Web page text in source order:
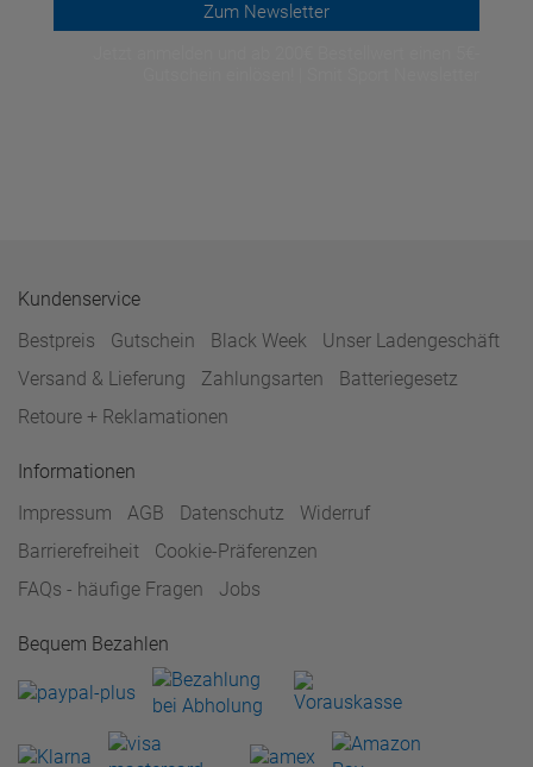
Zum Newsletter
Kundenservice
Bestpreis
Gutschein Black Week
Unser Ladengeschäft
Versand & Lieferung
Zahlungsarten
Batteriegesetz
Retoure + Reklamationen
Informationen
Impressum
AGB Datenschutz
Widerruf
Barrierefreiheit
Cookie-Präferenzen
FAQs - häufige Fragen
Jobs
Bequem Bezahlen